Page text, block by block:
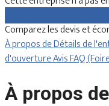
Comparez les devis et
À propos deDétails de
d'ouvertureAvisFAQ
À propos